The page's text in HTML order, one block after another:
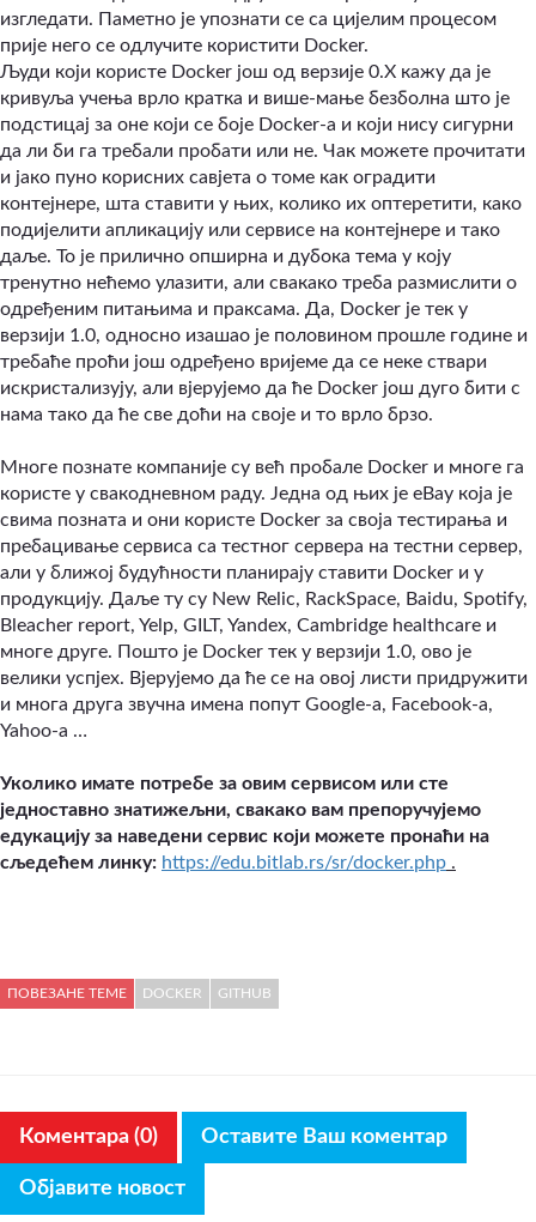
изгледати. Паметно је упознати се са цијелим процесом
прије него се одлучите користити Docker.
Људи који користе Docker још од верзије 0.X кажу да је
кривуља учења врло кратка и више-мање безболна што је
подстицај за оне који се боје Docker-a и који нису сигурни
да ли би га требали пробати или не. Чак можете прочитати
и јако пуно корисних савјета о томе как оградити
контејнере, шта ставити у њих, колико их оптеретити, како
подијелити апликацију или сервисе на контејнере и тако
даље. То је прилично опширна и дубока тема у коју
тренутно нећемо улазити, али свакако треба размислити о
одређеним питањима и праксама. Да, Docker је тек у
верзији 1.0, односно изашао је половином прошле године и
требаће проћи још одређено вријеме да се неке ствари
искристализују, али вјерујемо да ће Docker још дуго бити с
нама тако да ће све доћи на своје и то врло брзо.
Многе познате компаније су већ пробале Docker и многе га
користе у свакодневном раду. Једна од њих је eBay која је
свима позната и они користе Docker за своја тестирања и
пребацивање сервиса са тестног сервера на тестни сервер,
али у ближој будућности планирају ставити Docker и у
продукцију. Даље ту су New Relic, RackSpace, Baidu, Spotify,
Bleacher report, Yelp, GILT, Yandex, Cambridge healthcare и
многе друге. Пошто је Docker тек у верзији 1.0, ово је
велики успјех. Вјерујемо да ће се на овој листи придружити
и многа друга звучна имена попут Google-a, Facebook-a,
Yahoo-a …
Уколико имате потребе за овим сервисом или сте
једноставно знатижељни, свакако вам препоручујемо
едукацију за наведени сервис који можете пронаћи на
сљедећем линку: https://edu.bitlab.rs/sr/docker.php .
ПОВЕЗАНЕ ТЕМЕ DOCKER GITHUB
Коментара (0) Оставите Ваш коментар
Објавите новост